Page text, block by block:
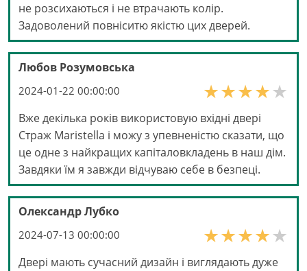
не розсихаються і не втрачають колір.
Задоволений повніситю якістю цих дверей.
Любов Розумовська
2024-01-22 00:00:00
Вже декілька років використовую вхідні двері
Страж Maristella і можу з упевненістю сказати, що
це одне з найкращих капіталовкладень в наш дім.
Завдяки їм я завжди відчуваю себе в безпеці.
Олександр Лубко
2024-07-13 00:00:00
Двері мають сучасний дизайн і виглядають дуже